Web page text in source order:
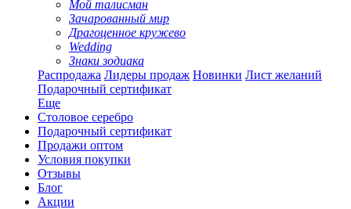
Мой талисман
Зачарованный мир
Драгоценное кружево
Wedding
Знаки зодиака
Распродажа Лидеры продаж Новинки Лист желаний
Подарочный сертификат
Еще
Столовое серебро
Подарочный сертификат
Продажи оптом
Условия покупки
Отзывы
Блог
Акции